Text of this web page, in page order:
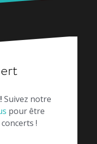
Suivez notre
pour être
!